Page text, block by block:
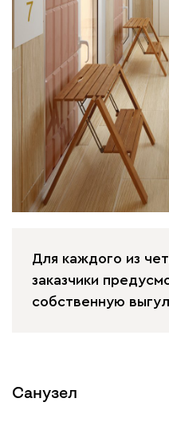
Для каждого из
заказчики
собственную
Санузел